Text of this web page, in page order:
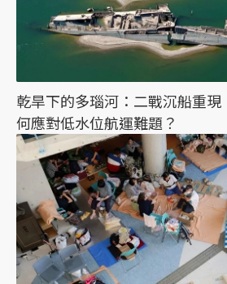
乾旱下的多瑙河：二戰沉船重
何應對低水位航運難題？